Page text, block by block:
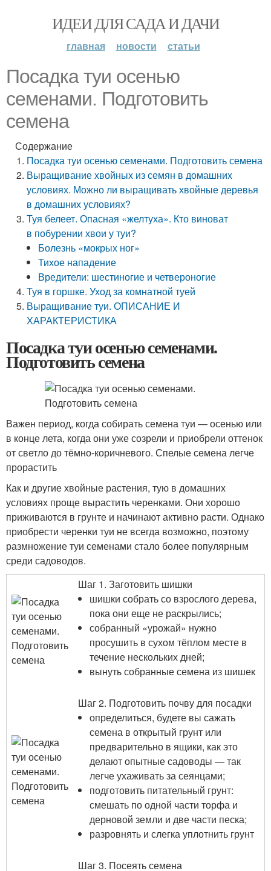
ИДЕИ ДЛЯ САДА И ДАЧИ
главная новости статьи
Посадка туи осенью
семенами. Подготовить
семена
Содержание
Посадка туи осенью семенами. Подготовить семена
Выращивание хвойных из семян в домашних
условиях. Можно ли выращивать хвойные деревья
в домашних условиях?
Туя белеет. Опасная «желтуха». Кто виноват
в побурении хвои у туи?
Болезнь «мокрых ног»
Тихое нападение
Вредители: шестиногие и четвероногие
Туя в горшке. Уход за комнатной туей
Выращивание туи. ОПИСАНИЕ И
ХАРАКТЕРИСТИКА
Посадка туи осенью семенами.
Подготовить семена
Важен период, когда собирать семена туи — осенью или
в конце лета, когда они уже созрели и приобрели оттенок
от светло до тёмно-коричневого. Спелые семена легче
прорастить
Как и другие хвойные растения, тую в домашних
условиях проще вырастить черенками. Они хорошо
приживаются в грунте и начинают активно расти. Однако
приобрести черенки туи не всегда возможно, поэтому
размножение туи семенами стало более популярным
среди садоводов.
Шаг 1. Заготовить шишки
шишки собрать со взрослого дерева,
пока они еще не раскрылись;
собранный «урожай» нужно
просушить в сухом тёплом месте в
течение нескольких дней;
вынуть собранные семена из шишек
Шаг 2. Подготовить почву для посадки
определиться, будете вы сажать
семена в открытый грунт или
предварительно в ящики, как это
делают опытные садоводы — так
легче ухаживать за сеянцами;
подготовить питательный грунт:
смешать по одной части торфа и
дерновой земли и две части песка;
разровнять и слегка уплотнить грунт
Шаг 3. Посеять семена